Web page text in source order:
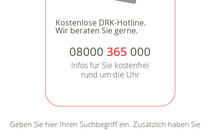
Kostenlose DRK-Hotline.
Wir beraten Sie gerne.
08000 365 000
Infos für Sie kostenfrei
rund um die Uhr
Geben Sie hier Ihren Suchbegriff ein. Zusätzlich haben Sie